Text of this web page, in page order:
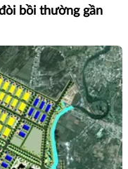
bồi thường gần